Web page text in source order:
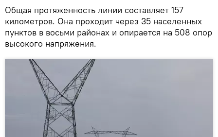
Общая протяженность линии составляет 157
километров. Она проходит через 35 населенных
пунктов в восьми районах и опирается на 508 опор
высокого напряжения.